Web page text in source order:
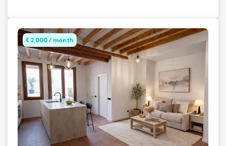
€ 2,000 / month